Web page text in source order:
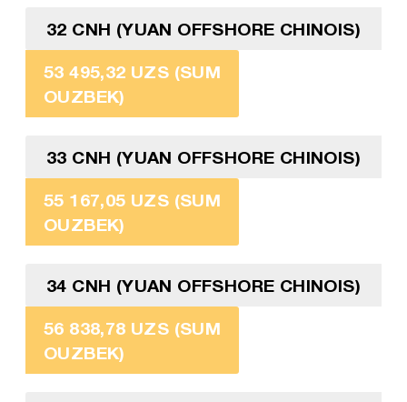
32 CNH (YUAN OFFSHORE CHINOIS)
53 495,32 UZS (SUM
OUZBEK)
33 CNH (YUAN OFFSHORE CHINOIS)
55 167,05 UZS (SUM
OUZBEK)
34 CNH (YUAN OFFSHORE CHINOIS)
56 838,78 UZS (SUM
OUZBEK)